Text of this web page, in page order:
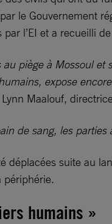
le Gouvernement
l’EI et a recueilli
piège à Mossoul
expose
Maalouf,
de sang, les
déplacées suite au
périphérie.
humains »